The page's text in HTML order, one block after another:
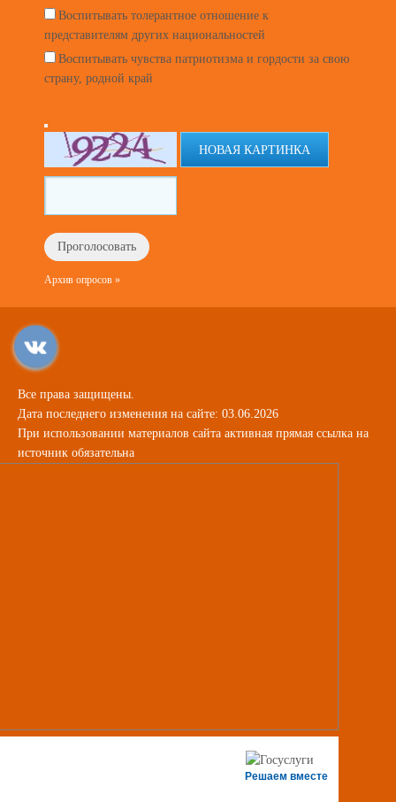
Воспитывать толерантное отношение к
представителям других национальностей
Воспитывать чувства патриотизма и гордости за свою
страну, родной край
НОВАЯ КАРТИНКА
Архив опросов »
Все права защищены.
Дата последнего изменения на сайте: 03.06.2026
При использовании материалов сайта активная прямая ссылка на
источник обязательна
Решаем вместе